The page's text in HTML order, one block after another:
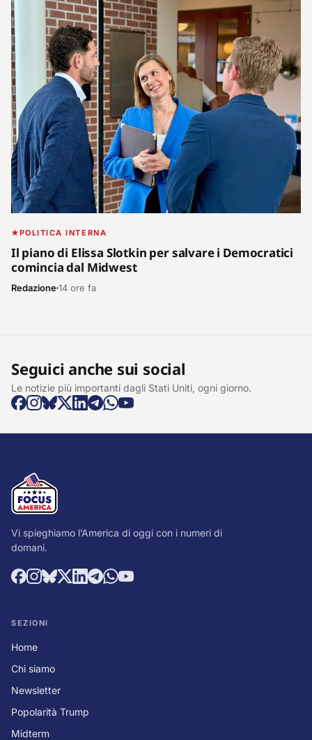
POLITICA INTERNA
Il piano di Elissa Slotkin per salvare i Democratici
comincia dal Midwest
Redazione14 ore fa
Seguici anche sui social
Le notizie più importanti dagli Stati Uniti, ogni giorno.
Vi spieghiamo l’America di oggi con i numeri di
domani.
SEZIONI
Home
Chi siamo
Newsletter
Popolarità Trump
Midterm